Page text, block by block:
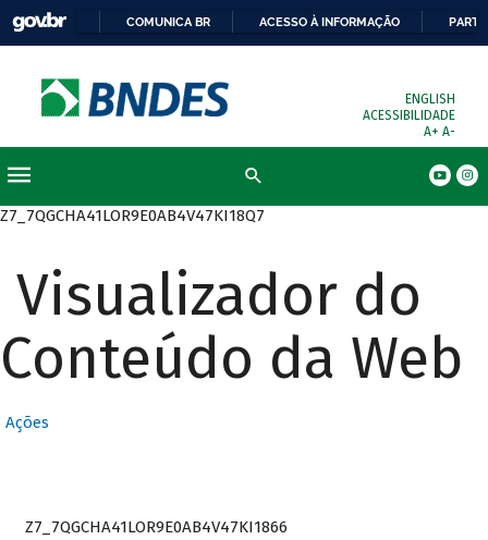
COMUNICA BR ACESSO À INFORMAÇÃO
ENGLISH
ACESSIBILIDADE
A+ A-
Z7_7QGCHA41LOR9E0AB4V47KI18Q7
Visualizador do
Conteúdo da Web
Ações
Z7_7QGCHA41LOR9E0AB4V47KI1866